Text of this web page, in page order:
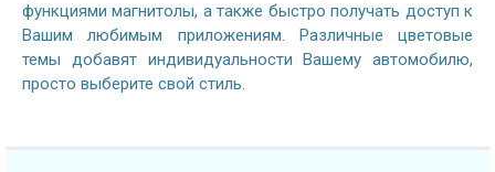
функциями магнитолы, а также быстро получать доступ к
Вашим любимым приложениям. Различные цветовые
темы добавят индивидуальности Вашему автомобилю,
просто выберите свой стиль.